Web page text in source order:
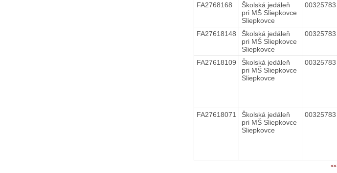
FA2768168
Školská jedáleň
pri MŠ Sliepkovce
Sliepkovce
00325783
FA27618148
Školská jedáleň
pri MŠ Sliepkovce
Sliepkovce
00325783
FA27618109
Školská jedáleň
pri MŠ Sliepkovce
Sliepkovce
00325783
FA27618071
Školská jedáleň
pri MŠ Sliepkovce
Sliepkovce
00325783
<<